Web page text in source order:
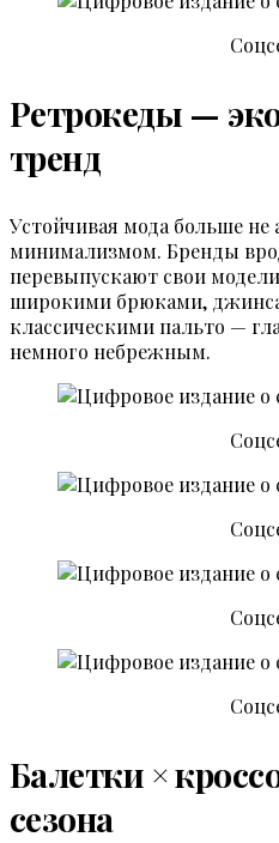
Ретрокеды —
тренд
Устойчивая мода больше не
минимализмом. Бренды
перевыпускают свои
широкими брюками,
классическими пальто —
немного небрежным.
Балетки ×
сезона